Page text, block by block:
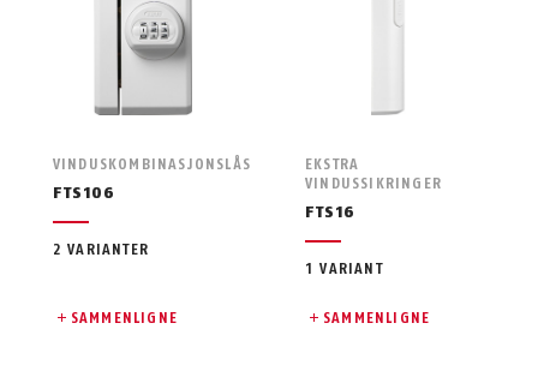
VINDUSKOMBINASJONSLÅS
FTS106
2 VARIANTER
SAMMENLIGNE
EKSTRA
VINDUSSIKRINGER
FTS16
1 VARIANT
SAMMENLIGNE